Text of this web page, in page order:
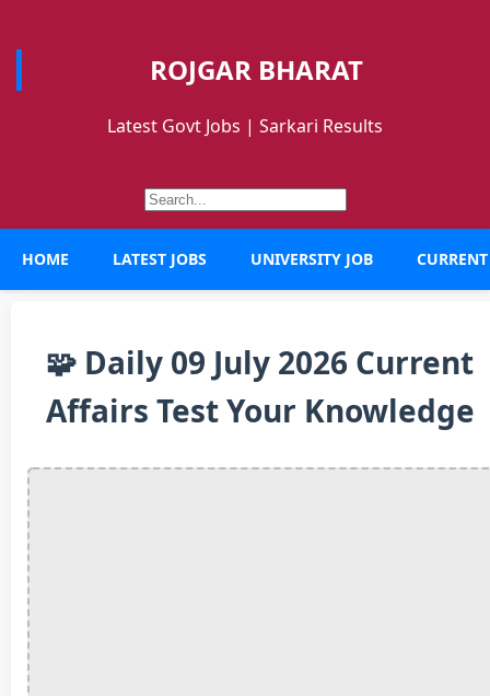
ROJGAR BHARAT
Latest Govt Jobs | Sarkari Results
HOME LATEST JOBS UNIVERSITY JOB
🧩 Daily 09 July 2026 Current
Affairs Test Your Knowledge